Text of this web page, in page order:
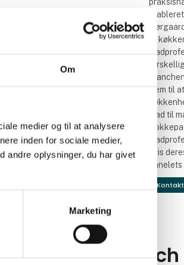
Om
medier og til at analysere
inden for sociale medier,
andre oplysninger, du har givet
Marketing
omsættes
kan
af
frem til
mad til
hvis
Kontakt
Research